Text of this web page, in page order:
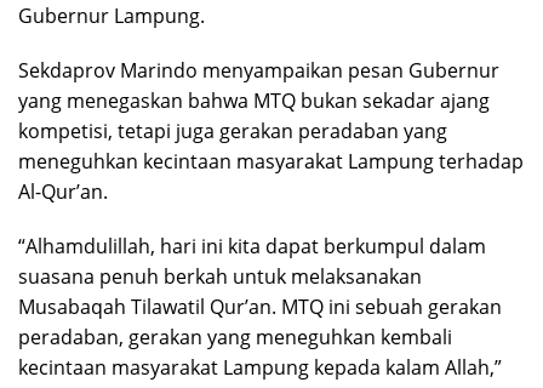
Gubernur Lampung.
Sekdaprov Marindo menyampaikan pesan Gubernur
yang menegaskan bahwa MTQ bukan sekadar ajang
kompetisi, tetapi juga gerakan peradaban yang
meneguhkan kecintaan masyarakat Lampung terhadap
Al-Qur’an.
“Alhamdulillah, hari ini kita dapat berkumpul dalam
suasana penuh berkah untuk melaksanakan
Musabaqah Tilawatil Qur’an. MTQ ini sebuah gerakan
peradaban, gerakan yang meneguhkan kembali
kecintaan masyarakat Lampung kepada kalam Allah,”